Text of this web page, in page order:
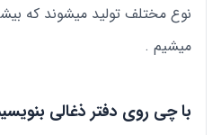
نوع مختلف تولید میشوند که
میشیم .
با چی روی دفتر ذغالی